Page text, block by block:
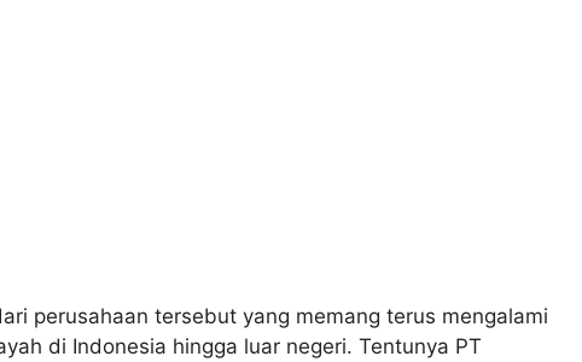
perusahaan tersebut yang memang terus mengalami
di Indonesia hingga luar negeri. Tentunya PT